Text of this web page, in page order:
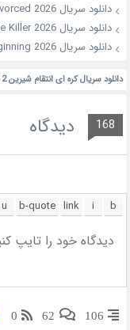
دانلود سریال OK! Let’s Get Divorced 2026
دانلود سریال A Bona Fide Killer 2026
دانلود سریال The Affair Was Just the Beginning 2026
دانلود سریال کره ای انتقام شیرین 2
168 دیدگاه
106
62
0